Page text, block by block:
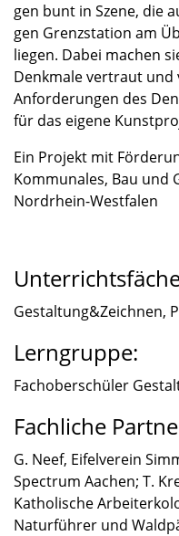
gen bunt in Szene, die
gen Grenz­sta­tion am
liegen. Dabei machen
Denkmale vertraut und
Anfor­de­run­gen des
für das eigene
Ein Projekt mit
Kommu­na­les, Bau und
Nordrhein-Westfalen
Gestaltung&Zeichnen,
Lerngruppe:
Fachober­schü­ler
Fachliche
G. Neef, Eifel­ver­ein
Spectrum Aachen; T.
Katho­li­sche
Natur­füh­rer und